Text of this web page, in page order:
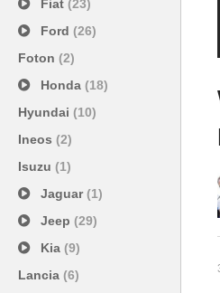
Fiat (23)
Ford (26)
Foton (2)
Honda (18)
Hyundai (10)
Ineos (2)
Isuzu (1)
Jaguar(1)
Jeep (29)
Kia (9)
Lancia (6)
Winter Test asciutto
neve